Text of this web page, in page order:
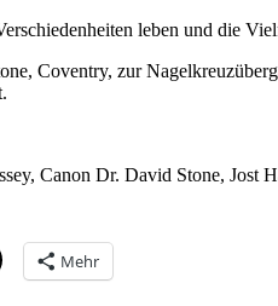
leben und die
Coventry, zur
Canon Dr. David Stone, Jost
Mehr